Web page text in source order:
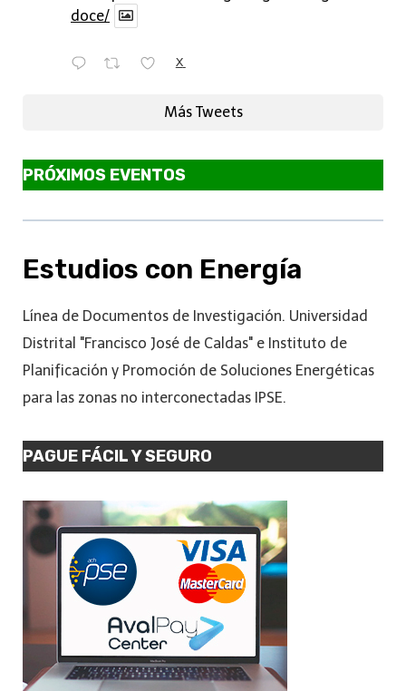
doce/
X
Más Tweets
PRÓXIMOS EVENTOS
Estudios con Energía
Línea de Documentos de Investigación. Universidad
Distrital "Francisco José de Caldas" e Instituto de
Planificación y Promoción de Soluciones Energéticas
para las zonas no interconectadas IPSE.
PAGUE FÁCIL Y SEGURO